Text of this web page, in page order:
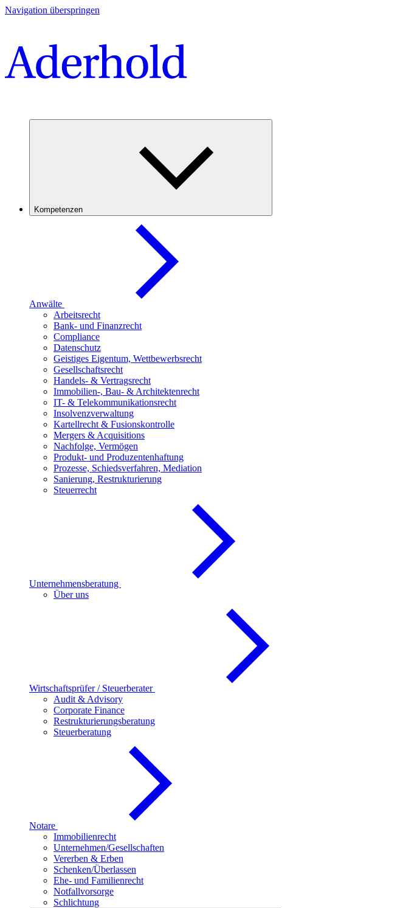
Navigation überspringen
Kompetenzen
Anwälte
Arbeitsrecht
Bank- und Finanzrecht
Compliance
Datenschutz
Geistiges Eigentum, Wettbewerbsrecht
Gesellschaftsrecht
Handels- & Vertragsrecht
Immobilien-, Bau- & Architektenrecht
IT- & Telekommunikationsrecht
Insolvenzverwaltung
Kartellrecht & Fusionskontrolle
Mergers & Acquisitions
Nachfolge, Vermögen
Produkt- und Produzentenhaftung
Prozesse, Schiedsverfahren, Mediation
Sanierung, Restrukturierung
Steuerrecht
Unternehmensberatung
Über uns
Wirtschaftsprüfer / Steuerberater
Audit & Advisory
Corporate Finance
Restrukturierungsberatung
Steuerberatung
Notare
Immobilienrecht
Unternehmen/Gesellschaften
Vererben & Erben
Schenken/Überlassen
Ehe- und Familienrecht
Notfallvorsorge
Schlichtung